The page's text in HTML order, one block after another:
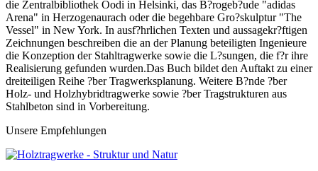
die Zentralbibliothek Oodi in Helsinki, das B?rogeb?ude "adidas
Arena" in Herzogenaurach oder die begehbare Gro?skulptur "The
Vessel" in New York. In ausf?hrlichen Texten und aussagekr?ftigen
Zeichnungen beschreiben die an der Planung beteiligten Ingenieure
die Konzeption der Stahltragwerke sowie die L?sungen, die f?r ihre
Realisierung gefunden wurden.Das Buch bildet den Auftakt zu einer
dreiteiligen Reihe ?ber Tragwerksplanung. Weitere B?nde ?ber
Holz- und Holzhybridtragwerke sowie ?ber Tragstrukturen aus
Stahlbeton sind in Vorbereitung.
Unsere Empfehlungen